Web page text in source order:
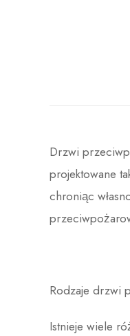
Drzwi
projektowane
chroniąc
Rodzaje drzwi
Istnieje wiele